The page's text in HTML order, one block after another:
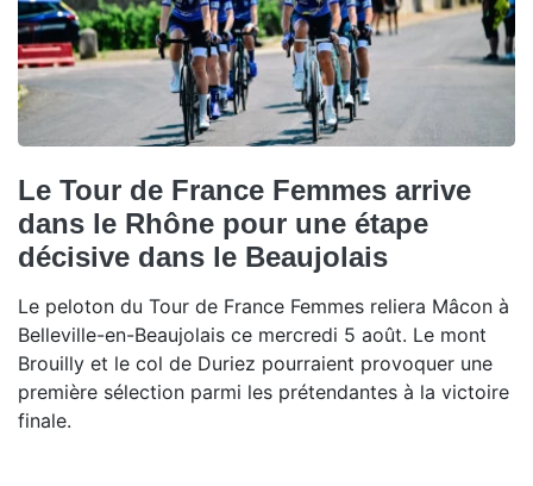
Le Tour de France Femmes arrive
dans le Rhône pour une étape
décisive dans le Beaujolais
Le peloton du Tour de France Femmes reliera Mâcon à
Belleville-en-Beaujolais ce mercredi 5 août. Le mont
Brouilly et le col de Duriez pourraient provoquer une
première sélection parmi les prétendantes à la victoire
finale.